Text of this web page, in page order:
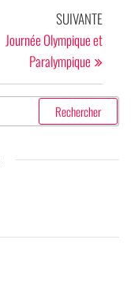
SUIVANTE
Journée Olympique et
Paralympique